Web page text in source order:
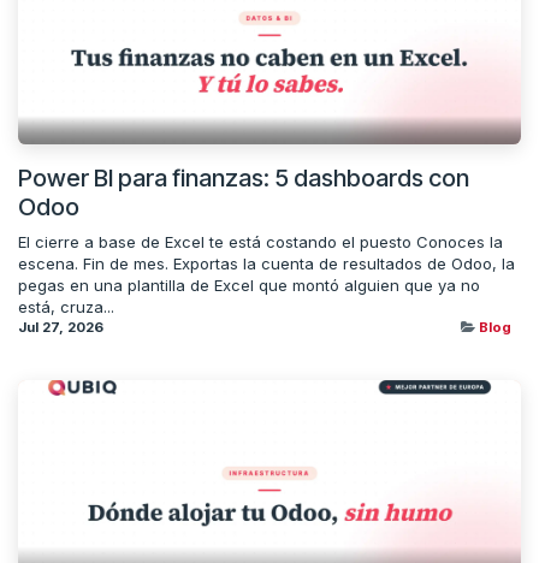
Power BI para finanzas: 5 dashboards con
Odoo
El cierre a base de Excel te está costando el puesto Conoces la
escena. Fin de mes. Exportas la cuenta de resultados de Odoo, la
pegas en una plantilla de Excel que montó alguien que ya no
está, cruza...
Jul 27, 2026 Blog